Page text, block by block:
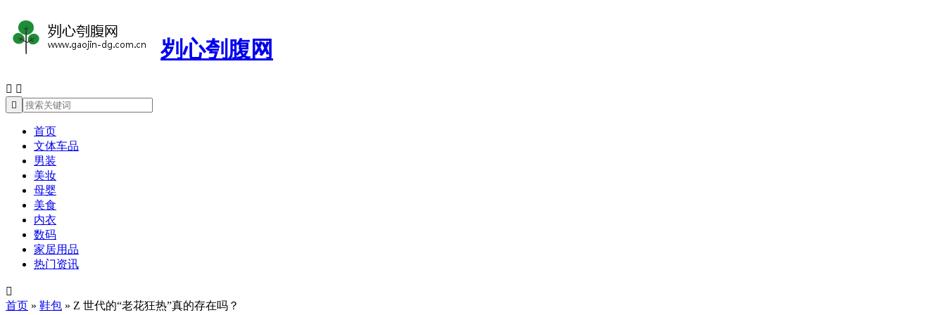
刿心刳腹网
 

首页
文体车品
男装
美妆
母婴
美食
内衣
数码
家居用品
热门资讯

首页 » 鞋包 » Z 世代的“老花狂热”真的存在吗？